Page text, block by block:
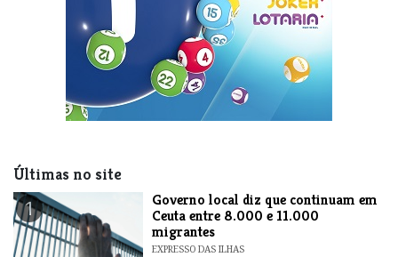
Últimas no site
1
​Governo local diz que continuam em
Ceuta entre 8.000 e 11.000
migrantes
EXPRESSO DAS ILHAS